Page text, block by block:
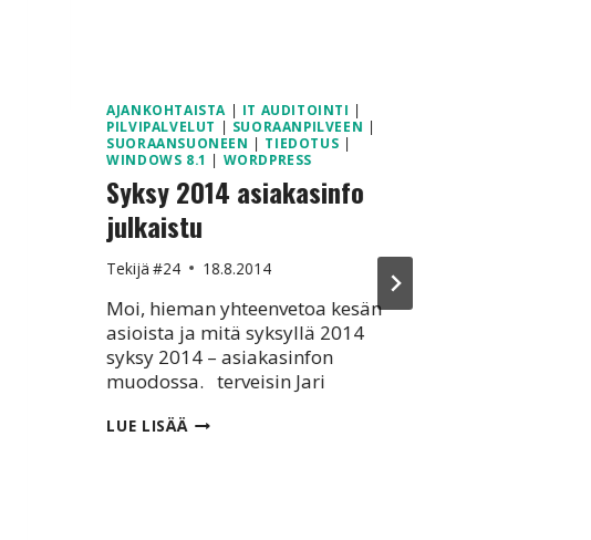
AJANKOHTAISTA | IT AUDITOINTI |
PILVIPALVELUT | SUORAANPILVEEN |
SUORAANSUONEEN | TIEDOTUS |
WINDOWS 8.1 | WORDPRESS
Syksy 2014 asiakasinfo
julkaistu
Tekijä #24 18.8.2014
Moi, hieman yhteenvetoa kesän
asioista ja mitä syksyllä 2014
syksy 2014 – asiakasinfon
muodossa. terveisin Jari
LUE LISÄÄ SYKSY